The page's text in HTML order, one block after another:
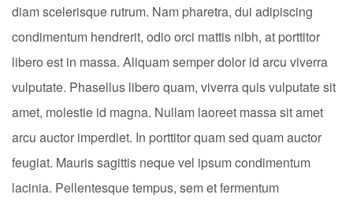
diam scelerisque rutrum. Nam pharetra, dui adipiscing
condimentum hendrerit, odio orci mattis nibh, at porttitor
libero est in massa. Aliquam semper dolor id arcu viverra
vulputate. Phasellus libero quam, viverra quis vulputate sit
amet, molestie id magna. Nullam laoreet massa sit amet
arcu auctor imperdiet. In porttitor quam sed quam auctor
feugiat. Mauris sagittis neque vel ipsum condimentum
lacinia. Pellentesque tempus, sem et fermentum